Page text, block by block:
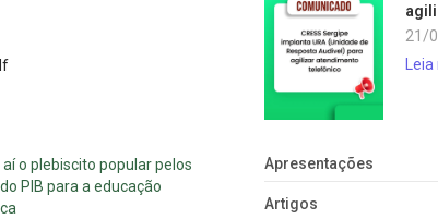
o plebiscito popular pelos
PIB para a educação
21/
Apresentações
Artigos